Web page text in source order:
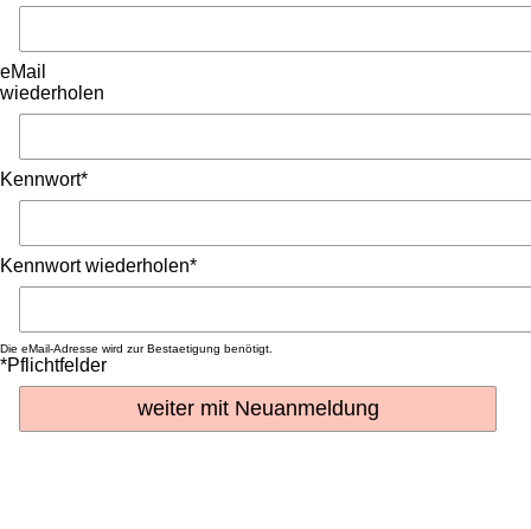
eMail
wiederholen
Kennwort*
Kennwort wiederholen*
Die eMail-Adresse wird zur Bestaetigung benötigt.
*Pflichtfelder